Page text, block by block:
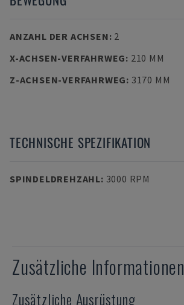
ANZAHL DER ACHSEN: 2
X-ACHSEN-VERFAHRWEG: 210 MM
Z-ACHSEN-VERFAHRWEG: 3170 MM
TECHNISCHE SPEZIFIKATION
SPINDELDREHZAHL: 3000 RPM
Zusätzliche Informationen
Zusätzliche Ausrüstung